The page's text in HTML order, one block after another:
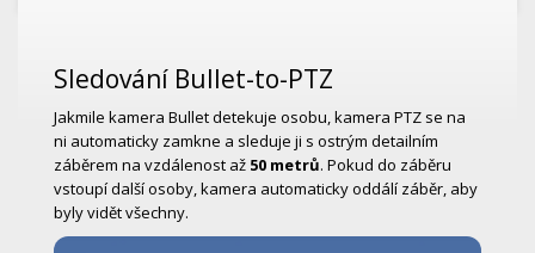
Sledování Bullet-to-PTZ
Jakmile kamera Bullet detekuje osobu, kamera PTZ se na
ni automaticky zamkne a sleduje ji s ostrým detailním
záběrem na vzdálenost až 50 metrů. Pokud do záběru
vstoupí další osoby, kamera automaticky oddálí záběr, aby
byly vidět všechny.